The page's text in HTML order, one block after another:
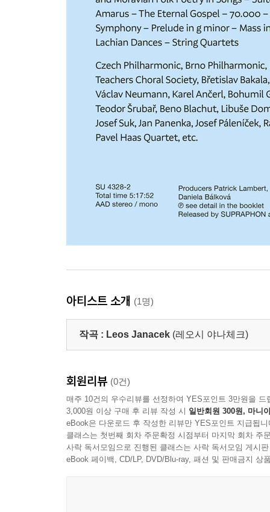
아티스트 소개 (1명)
작곡 : Leos Janacek (레오시 야나체크)
회원리뷰 (0건)
매주 10건의 우수리뷰를 선정하여 YES포인트 3만원을 드
3,000원 이상 구매 후 리뷰 작성 시 일반회원 300원, 마니
eBook은 다운로드 후 작성한 리뷰만 YES포인트 지급됩니
클래스는 첫번째 회차 주문확정 시점부터 마지막 회차 주
사락 독서모임으로 진행된 클래스는 사락 독서모임 게시
eBook 페이백, CD/LP, DVD/Blu-ray, 패션 및 판매금지 상